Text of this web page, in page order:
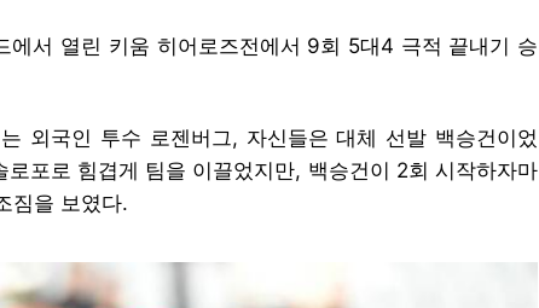
에서 열린 키움 히어로즈전에서 9회 5대4 극적 끝내기 승
외국인 투수 로젠버그, 자신들은 대체 선발 백승건이었
로포로 힘겹게 팀을 이끌었지만, 백승건이 2회 시작하자마
짐을 보였다.